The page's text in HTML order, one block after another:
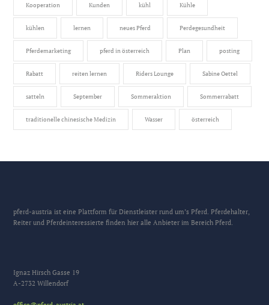
Kooperation Kunden kühl Kühle
kühlen lernen neues Pferd Perdegesundheit
Pferdemarketing pferd in österreich Plan posting
Rabatt reiten lernen Riders Lounge Sabine Oettel
satteln September Sommeraktion Sommerrabatt
traditionelle chinesische Medizin Wasser österreich
pferd-austria ist eine Plattform für Dienstleister rund um’s Pferd. Pferdehalter,
Reiter und Pferdeinteressierte finden hier alle Anbieter im Bereich Pferd.
Ignaz Hirsch Gasse 19
A-2732 Willendorf